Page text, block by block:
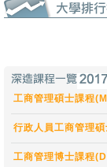
工商管理碩士課程
行政人員工商管理
工商管理博士課程